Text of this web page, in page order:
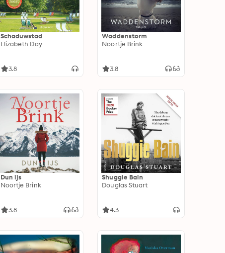
Schaduwstad
Elizabeth Day
3.8
Waddenstorm
Noortje Brink
3.8
Dun ijs
Noortje Brink
3.8
Shuggie Bain
Douglas Stuart
4.3